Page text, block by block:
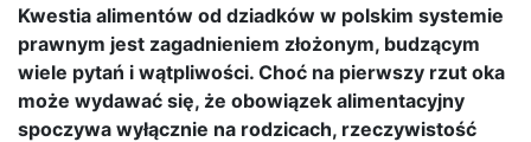
Kwestia alimentów od dziadków w polskim systemie
prawnym jest zagadnieniem złożonym, budzącym
wiele pytań i wątpliwości. Choć na pierwszy rzut oka
może wydawać się, że obowiązek alimentacyjny
spoczywa wyłącznie na rodzicach, rzeczywistość